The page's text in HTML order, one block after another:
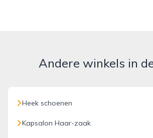
Andere winkels in
Heek schoenen
Kapsalon Haar-zaak